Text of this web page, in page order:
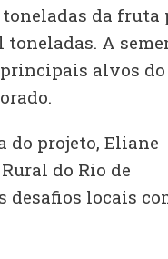
da fruta
A
principais alvos do
do projeto, Eliane
do Rio de
desafios locais